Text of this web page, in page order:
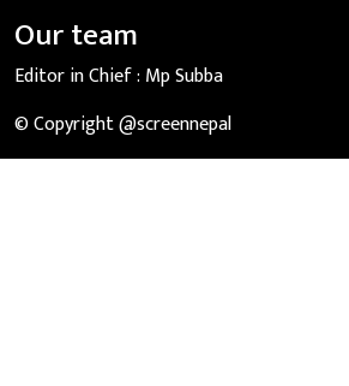
Our team
Editor in Chief : Mp Subba
© Copyright @screennepal